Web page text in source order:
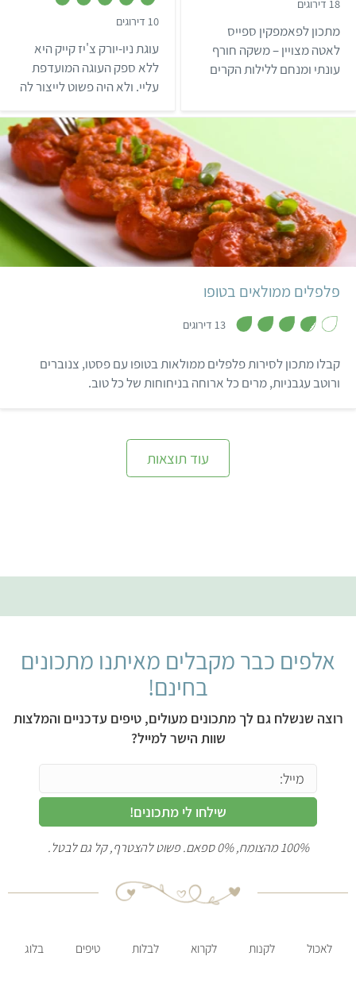
18 דירוגים
.
8
מ
ת
ו
מתכון לפאמפקין ספייס
לאטה מצויין – משקה חורף
עונתי ומנחם ללילות הקרים
10 דירוגים
.
9
מ
ת
ו
עוגת ניו-יורק צ'יז קייק היא
ללא ספק העוגה המועדפת
עליי. ולא היה פשוט לייצור לה
בסנדרטים שלי. אבל אחרי
שנה של ניסיונות הצלחתי
להכין אותה בגרסה טבעונית,
נימוחה ועשירה.
קל
פלפלים ממולאים בטופו
13 דירוגים
מ
ת
ו
ך
קבלו מתכון לסירות פלפלים ממולאות בטופו עם פסטו, צנוברים
ורוטב עגבניות, מרים כל ארוחה בניחוחות של כל טוב.
עוד תוצאות
אלפים כבר מקבלים מאיתנו מתכונים
בחינם!
רוצה שנשלח גם לך מתכונים מעולים, טיפים עדכניים והמלצות
שוות הישר למייל?
שילחו לי מתכונים!
100% מהצומח, 0% ספאם. פשוט להצטרף, קל גם לבטל.
לאכול לקנות לקרוא לבלות טיפים בלוג